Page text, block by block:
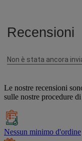
Le nostre recensioni
sulle nostre procedure
Nessun minimo d'ordine